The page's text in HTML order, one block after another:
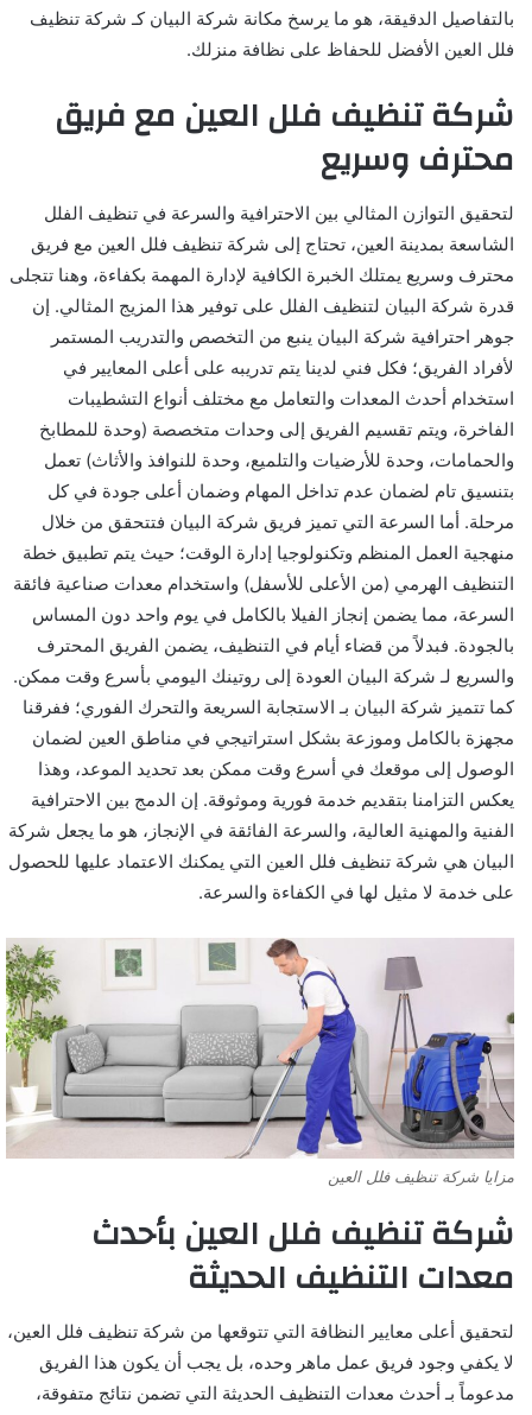
بالتفاصيل الدقيقة، هو ما يرسخ مكانة شركة البيان كـ شركة تنظيف
فلل العين الأفضل للحفاظ على نظافة منزلك.
شركة تنظيف فلل العين مع فريق
محترف وسريع
لتحقيق التوازن المثالي بين الاحترافية والسرعة في تنظيف الفلل
الشاسعة بمدينة العين، تحتاج إلى شركة تنظيف فلل العين مع فريق
محترف وسريع يمتلك الخبرة الكافية لإدارة المهمة بكفاءة، وهنا تتجلى
قدرة شركة البيان لتنظيف الفلل على توفير هذا المزيج المثالي. إن
جوهر احترافية شركة البيان ينبع من التخصص والتدريب المستمر
لأفراد الفريق؛ فكل فني لدينا يتم تدريبه على أعلى المعايير في
استخدام أحدث المعدات والتعامل مع مختلف أنواع التشطيبات
الفاخرة، ويتم تقسيم الفريق إلى وحدات متخصصة (وحدة للمطابخ
والحمامات، وحدة للأرضيات والتلميع، وحدة للنوافذ والأثاث) تعمل
بتنسيق تام لضمان عدم تداخل المهام وضمان أعلى جودة في كل
مرحلة. أما السرعة التي تميز فريق شركة البيان فتتحقق من خلال
منهجية العمل المنظم وتكنولوجيا إدارة الوقت؛ حيث يتم تطبيق خطة
التنظيف الهرمي (من الأعلى للأسفل) واستخدام معدات صناعية فائقة
السرعة، مما يضمن إنجاز الفيلا بالكامل في يوم واحد دون المساس
بالجودة. فبدلاً من قضاء أيام في التنظيف، يضمن الفريق المحترف
والسريع لـ شركة البيان العودة إلى روتينك اليومي بأسرع وقت ممكن.
كما تتميز شركة البيان بـ الاستجابة السريعة والتحرك الفوري؛ ففرقنا
مجهزة بالكامل وموزعة بشكل استراتيجي في مناطق العين لضمان
الوصول إلى موقعك في أسرع وقت ممكن بعد تحديد الموعد، وهذا
يعكس التزامنا بتقديم خدمة فورية وموثوقة. إن الدمج بين الاحترافية
الفنية والمهنية العالية، والسرعة الفائقة في الإنجاز، هو ما يجعل شركة
البيان هي شركة تنظيف فلل العين التي يمكنك الاعتماد عليها للحصول
على خدمة لا مثيل لها في الكفاءة والسرعة.
مزايا شركة تنظيف فلل العين
شركة تنظيف فلل العين بأحدث
معدات التنظيف الحديثة
لتحقيق أعلى معايير النظافة التي تتوقعها من شركة تنظيف فلل العين،
لا يكفي وجود فريق عمل ماهر وحده، بل يجب أن يكون هذا الفريق
مدعوماً بـ أحدث معدات التنظيف الحديثة التي تضمن نتائج متفوقة،